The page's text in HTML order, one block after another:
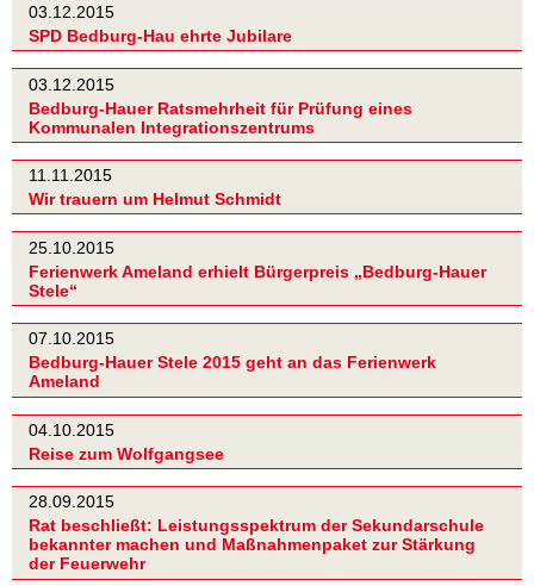
03.12.2015
SPD Bedburg-Hau ehrte Jubilare
03.12.2015
Bedburg-Hauer Ratsmehrheit für Prüfung eines
Kommunalen Integrationszentrums
11.11.2015
Wir trauern um Helmut Schmidt
25.10.2015
Ferienwerk Ameland erhielt Bürgerpreis „Bedburg-Hauer
Stele“
07.10.2015
Bedburg-Hauer Stele 2015 geht an das Ferienwerk
Ameland
04.10.2015
Reise zum Wolfgangsee
28.09.2015
Rat beschließt: Leistungsspektrum der Sekundarschule
bekannter machen und Maßnahmenpaket zur Stärkung
der Feuerwehr